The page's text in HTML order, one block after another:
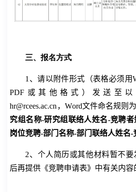
三、报名方式
1 、请以附件形式（表格必须用
PDF 或其 他 格式）发送至以
hr@rcees.ac.cn ， Word文件命名规则为
究组名称-研究组联络人姓名-竞聘者
岗位竞聘-部门名称-部门联络人姓名-
2、个人简历或其他材料暂不要
后再提供《竞聘申请表》中有关内容